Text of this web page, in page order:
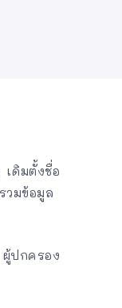
เดิมตั้งชื่อ
วมข้อมูล
ปกครอง